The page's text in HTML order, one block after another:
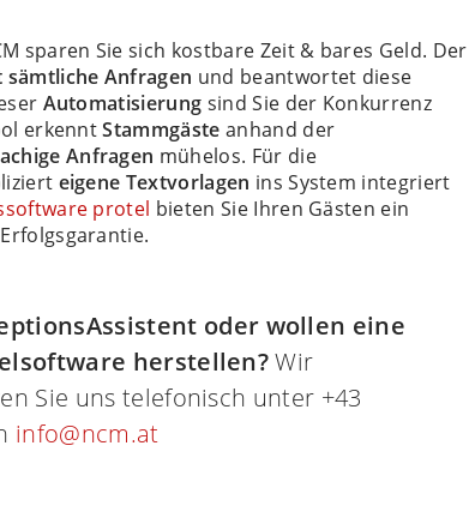
sparen Sie sich kostbare Zeit & bares Geld. Der
sämtliche Anfragen und beantwortet diese
Automatisierung sind Sie der Konkurrenz
erkenntStammgäste anhand der
Anfragen mühelos. Für die
eigene Textvorlagen ins System integriert
protel bieten Sie Ihren Gästen ein
oder wollen eine
herstellen?Wir
Sie uns telefonisch unter +43
info@ncm.at